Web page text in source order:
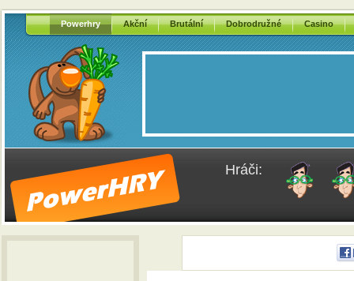
Powerhry Akční Brutální Dobrodružné Casino
Hráči: